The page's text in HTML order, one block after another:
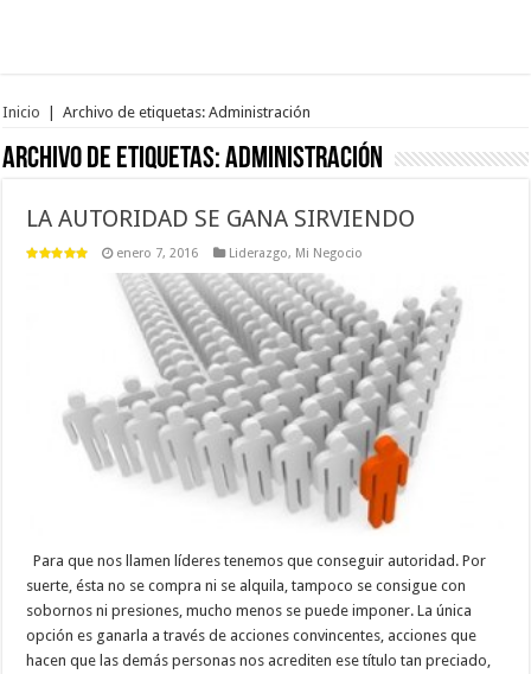
Inicio | Archivo de etiquetas: Administración
Archivo de etiquetas:Administración
LA AUTORIDAD SE GANA SIRVIENDO
enero 7, 2016 Liderazgo, Mi Negocio
Para que nos llamen líderes tenemos que conseguir autoridad. Por
suerte, ésta no se compra ni se alquila, tampoco se consigue con
sobornos ni presiones, mucho menos se puede imponer. La única
opción es ganarla a través de acciones convincentes, acciones que
hacen que las demás personas nos acrediten ese título tan preciado,